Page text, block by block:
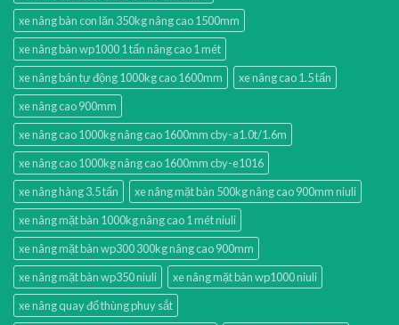
xe nâng bàn con lăn 350kg nâng cao 1500mm
xe nâng bàn wp1000 1 tấn nâng cao 1 mét
xe nâng bán tự động 1000kg cao 1600mm
xe nâng cao 1.5 tấn
xe nâng cao 900mm
xe nâng cao 1000kg nâng cao 1600mm cby-a1.0t/1.6m
xe nâng cao 1000kg nâng cao 1600mm cby-e1016
xe nâng hàng 3.5 tấn
xe nâng mặt bàn 500kg nâng cao 900mm niuli
xe nâng mặt bàn 1000kg nâng cao 1 mét niuli
xe nâng mặt bàn wp300 300kg nâng cao 900mm
xe nâng mặt bàn wp350 niuli
xe nâng mặt bàn wp1000 niuli
xe nâng quay đổ thùng phuy sắt